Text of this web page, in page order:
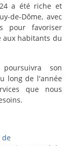
a été riche et
de-Dôme, avec
pour favoriser
aux habitants du
son
long de l'année
que nous